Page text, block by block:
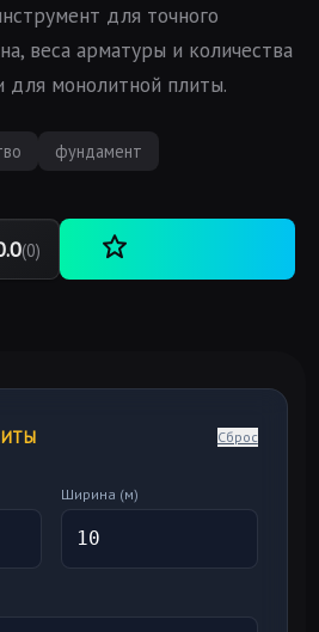
для точного
веса арматуры и количества
для монолитной плиты.
фундамент
(0)
Сброс
Ширина (м)